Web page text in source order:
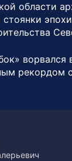
области
стоянки
ворвался
рекордом